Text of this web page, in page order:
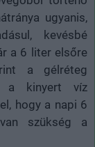
ugyanis,
kevésbé
a 6 liter elsőre
a gélréteg
a kinyert víz
hogy a napi 6
szükség a